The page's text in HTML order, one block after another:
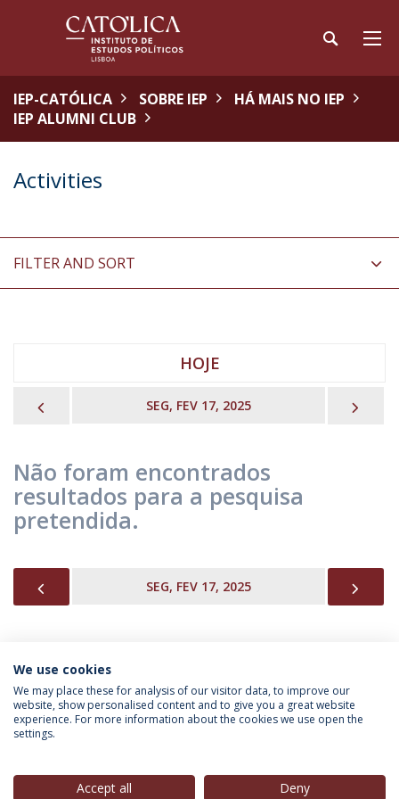
IEP-CATÓLICA SOBRE IEP
HÁ MAIS NO IEP
IEP ALUMNI CLUB
Activities
FILTER AND SORT
HOJE
SEG, FEV 17, 2025
Não foram encontrados
resultados para a pesquisa
pretendida.
SEG, FEV 17, 2025
INFORMAÇÃO PARA
We use cookies
We may place these for analysis of our visitor data, to improve our
website, show personalised content and to give you a great website
experience. For more information about the cookies we use open the
settings.
Accept all Deny